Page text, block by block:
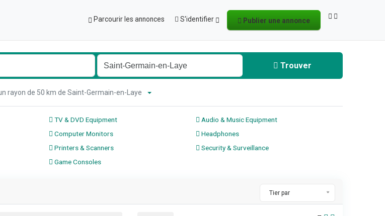
Parcourir les annonces S'identifier Publier une annonce
Trouver
rayon de 50 km de Saint-Germain-en-Laye
TV & DVD Equipment
Audio & Music Equipment
Computer Monitors
Headphones
Printers & Scanners
Security & Surveillance
Game Consoles
Tier par